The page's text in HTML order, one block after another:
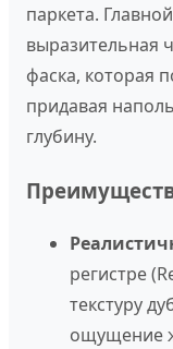
паркета.
выразительная
фаска, которая
придавая
глубину.
регистре
текстуру
ощущение